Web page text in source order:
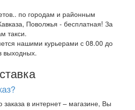
по городам и районным
Поволжья - бесплатная! За
такси.
нашими курьерами с 08.00 до
выходных.
в интернет – магазине, Вы